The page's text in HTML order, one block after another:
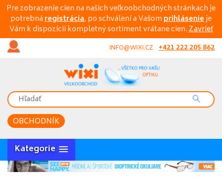
Pre zobrazenie cien na našich veľkoobchodných stránkach je
potrebnáregistrácia, po schválení a Vašom prihlásenieje
Vám k dispozícii kompletný sortiment vrátane cien.Zavrieť
INFO@WIXI.CZ +421 222 205 862
OBCHODNÍK
Kategorie